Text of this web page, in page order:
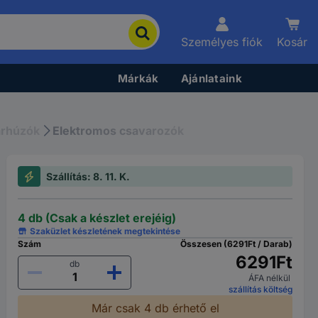
Személyes fiók Kosár
Márkák Ajánlataink
Elektromos csavarozók
Szállítás: 8. 11. K.
4 db (Csak a készlet erejéig)
Szaküzlet készletének megtekintése
Szám
db
Összesen (6291Ft / Darab)
6291Ft
ÁFA nélkül
szállítás költség
Már csak 4 db érhető el